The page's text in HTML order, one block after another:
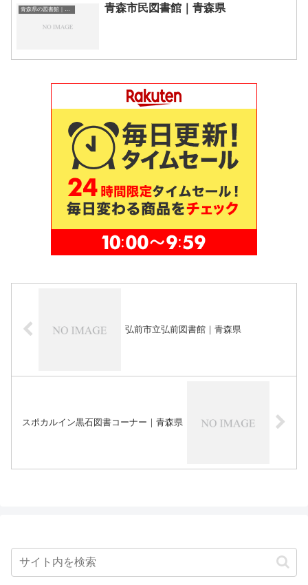
青森市民図書館｜青森県
弘前市立弘前図書館｜青森県
スポカルイン黒石図書コーナー｜青森県